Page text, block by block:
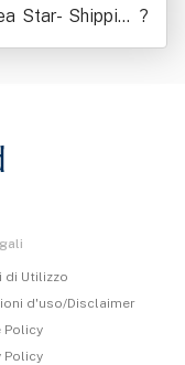
Star- Shipping
Piroddi
?
di Utilizzo
d'uso/Disclaimer
Policy
Policy